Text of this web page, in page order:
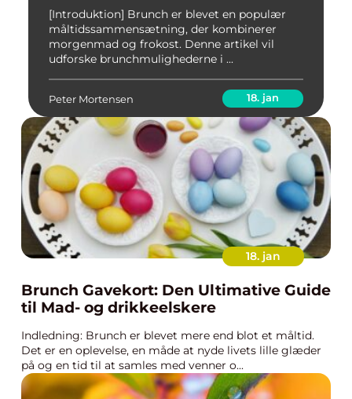
[Introduktion] Brunch er blevet en populær
måltidssammensætning, der kombinerer
morgenmad og frokost. Denne artikel vil
udforske brunchmulighederne i ...
Peter Mortensen 18. jan
18. jan
Brunch Gavekort: Den Ultimative Guide
til Mad- og drikkeelskere
Indledning: Brunch er blevet mere end blot et måltid.
Det er en oplevelse, en måde at nyde livets lille glæder
på og en tid til at samles med venner o...